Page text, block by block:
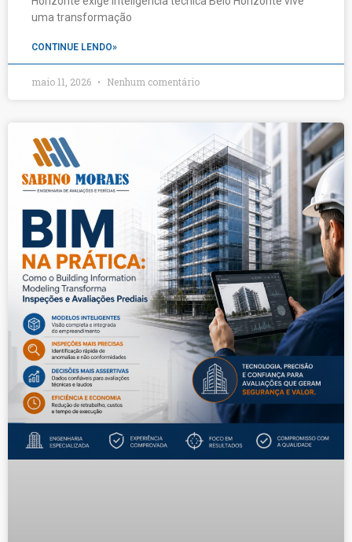
uma transformação
CONTINUE LENDO»
maio 11, 2026 Nenhum comentário